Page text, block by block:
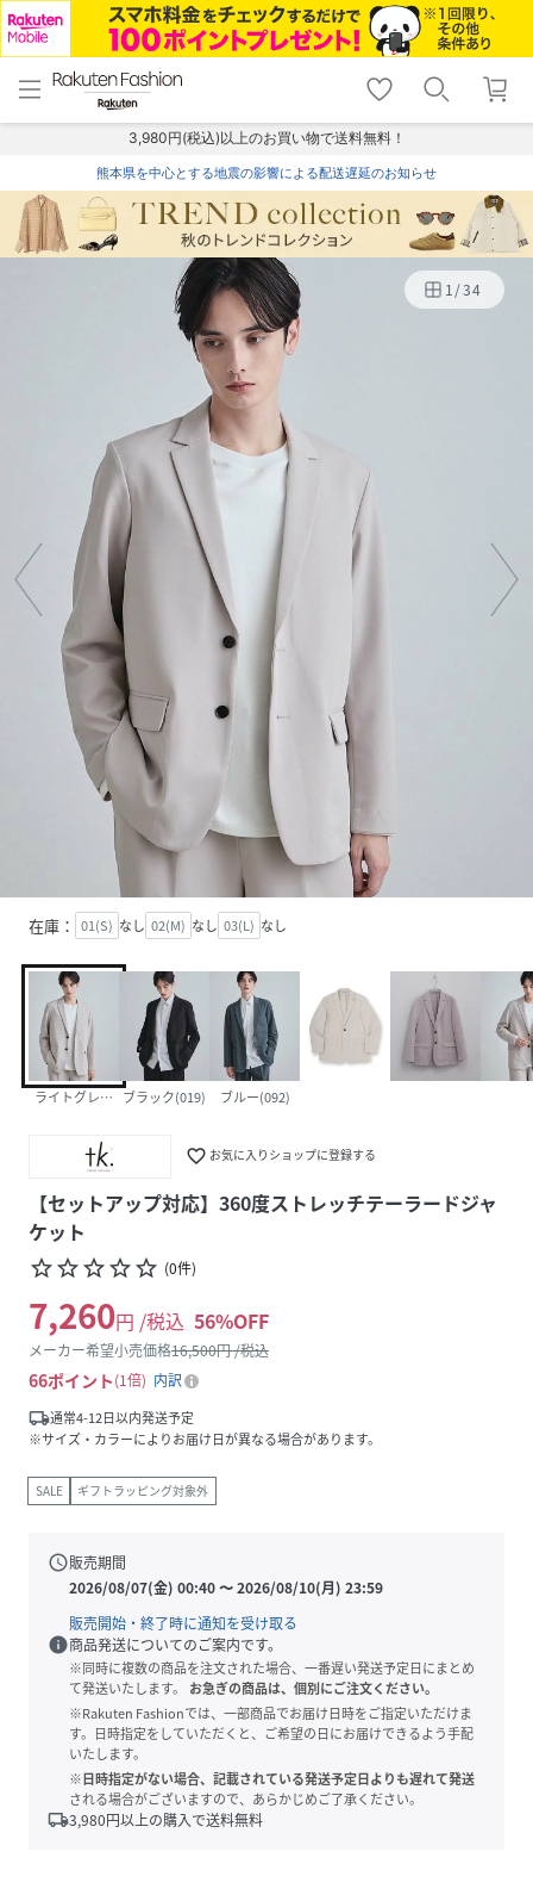
menu home
トップ
shopping_cart lock_outline
ログイン
3,980円(税込)以上のお買い物で送料無料！
熊本県を中心とする地震の影響による配送遅延のお知らせ
1/34
在庫： 01(S) なし 02(M) なし 03(L) なし
ライトグレー(011)ブラック(019) ブルー(092)
favorite_border お気に入りショップに登録する
【セットアップ対応】360度ストレッチテーラードジャ
ケット
star_borderstar_borderstar_borderstar_borderstar_border (0件)
7,260円 /税込 56%OFF
メーカー希望小売価格16,500円 /税込
66ポイント 1倍
内訳
local_shipping通常4-12日以内発送予定
※サイズ・カラーによりお届け日が異なる場合があります。
SALE ギフトラッピング対象外
schedule販売期間
2026/08/07(金) 00:40〜2026/08/10(月) 23:59
販売開始・終了時に通知を受け取る
info商品発送についてのご案内です。
※同時に複数の商品を注文された場合、一番遅い発送予定日にまとめ
て発送いたします。
お急ぎの商品は、個別にご注文ください。
※Rakuten Fashionでは、一部商品でお届け日時をご指定いただけま
す。日時指定をしていただくと、ご希望の日にお届けできるよう手配
いたします。
※日時指定がない場合、記載されている発送予定日よりも遅れて発送
される場合がございますので、あらかじめご了承ください。
local_shipping3,980円以上の購入で送料無料